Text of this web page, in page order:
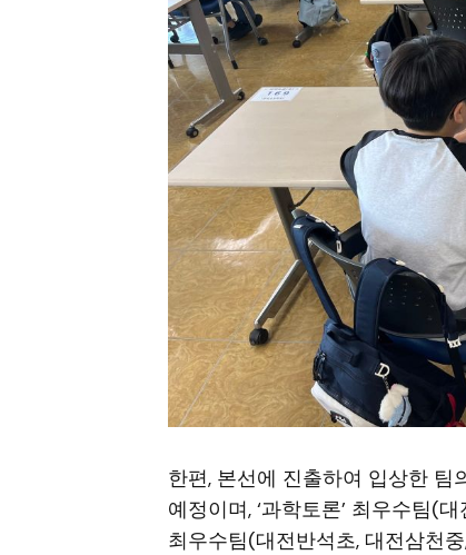
한편, 본선에 진출하여 입상한
예정이며, ‘과학토론’ 최우수팀(
최우수팀(대전반석초, 대전삼천